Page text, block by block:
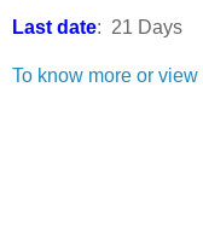
Last date: 21 Days
To know more or